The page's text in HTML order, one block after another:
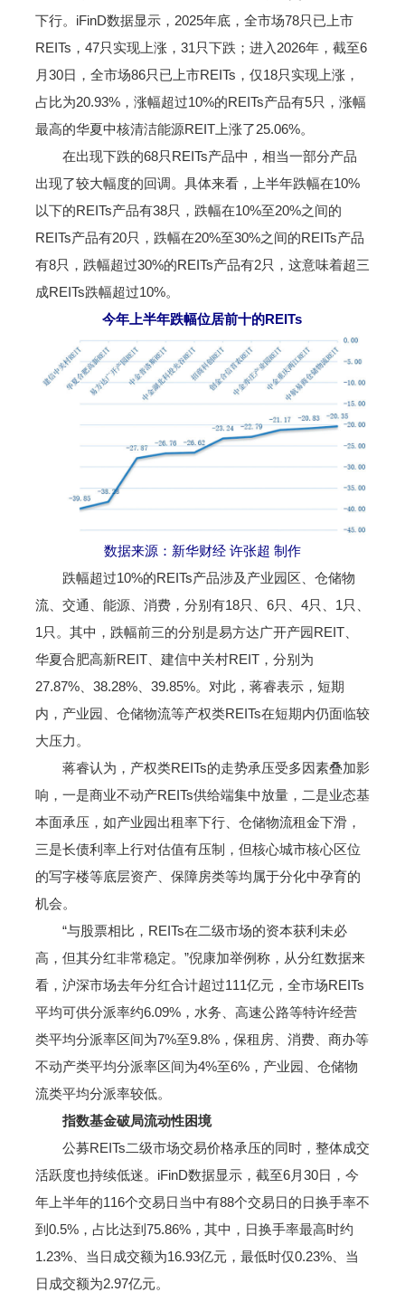
下行。iFinD数据显示，2025年底，全市场78只已上市
REITs，47只实现上涨，31只下跌；进入2026年，截至6
月30日，全市场86只已上市REITs，仅18只实现上涨，
占比为20.93%，涨幅超过10%的REITs产品有5只，涨幅
最高的华夏中核清洁能源REIT上涨了25.06%。
在出现下跌的68只REITs产品中，相当一部分产品
出现了较大幅度的回调。具体来看，上半年跌幅在10%
以下的REITs产品有38只，跌幅在10%至20%之间的
REITs产品有20只，跌幅在20%至30%之间的REITs产品
有8只，跌幅超过30%的REITs产品有2只，这意味着超三
成REITs跌幅超过10%。
今年上半年跌幅位居前十的REITs
数据来源：新华财经 许张超 制作
跌幅超过10%的REITs产品涉及产业园区、仓储物
流、交通、能源、消费，分别有18只、6只、4只、1只、
1只。其中，跌幅前三的分别是易方达广开产园REIT、
华夏合肥高新REIT、建信中关村REIT，分别为
27.87%、38.28%、39.85%。对此，蒋睿表示，短期
内，产业园、仓储物流等产权类REITs在短期内仍面临较
大压力。
蒋睿认为，产权类REITs的走势承压受多因素叠加影
响，一是商业不动产REITs供给端集中放量，二是业态基
本面承压，如产业园出租率下行、仓储物流租金下滑，
三是长债利率上行对估值有压制，但核心城市核心区位
的写字楼等底层资产、保障房类等均属于分化中孕育的
机会。
“与股票相比，REITs在二级市场的资本获利未必
高，但其分红非常稳定。”倪康加举例称，从分红数据来
看，沪深市场去年分红合计超过111亿元，全市场REITs
平均可供分派率约6.09%，水务、高速公路等特许经营
类平均分派率区间为7%至9.8%，保租房、消费、商办等
不动产类平均分派率区间为4%至6%，产业园、仓储物
流类平均分派率较低。
指数基金破局流动性困境
公募REITs二级市场交易价格承压的同时，整体成交
活跃度也持续低迷。iFinD数据显示，截至6月30日，今
年上半年的116个交易日当中有88个交易日的日换手率不
到0.5%，占比达到75.86%，其中，日换手率最高时约
1.23%、当日成交额为16.93亿元，最低时仅0.23%、当
日成交额为2.97亿元。